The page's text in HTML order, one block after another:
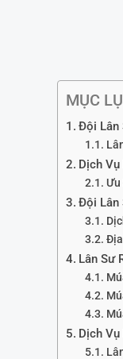
MỤC
Đội Lân
Dịch
Ưu
Đội Lân
Lân Sư
Dịch